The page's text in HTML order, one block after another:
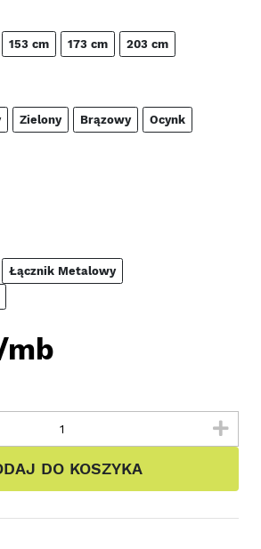
153 cm 173 cm 203 cm
Zielony Brązowy Ocynk
Łącznik Metalowy
mb
DO KOSZYKA